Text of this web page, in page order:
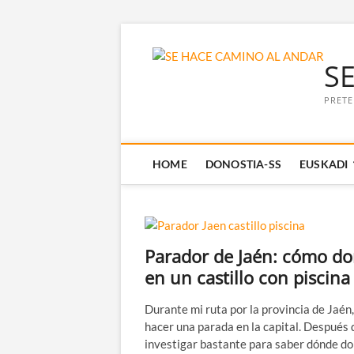
HOME DONOSTIA-SS EUSKADI
Parador de Jaén: cómo
en un castillo con piscina
Durante mi ruta por la provincia de
hacer una parada en la capital. Después
investigar bastante para saber dónde